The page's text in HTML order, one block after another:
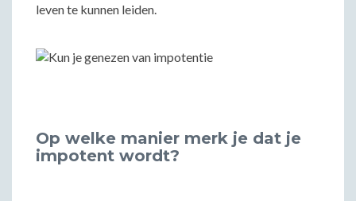
leven te kunnen leiden.
Op welke manier merk je dat je
impotent wordt?